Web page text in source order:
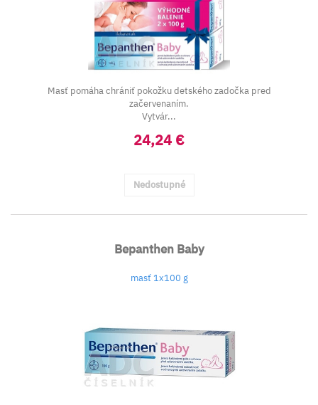
Masť pomáha chrániť pokožku detského zadočka pred
začervenaním.
Vytvár...
24,24 €
Nedostupné
Bepanthen Baby
masť 1x100 g